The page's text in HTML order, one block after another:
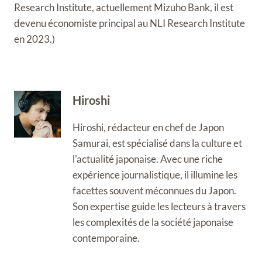
Research Institute, actuellement Mizuho Bank, il est
devenu économiste principal au NLI Research Institute
en 2023.)
Hiroshi
Hiroshi, rédacteur en chef de Japon
Samurai, est spécialisé dans la culture et
l'actualité japonaise. Avec une riche
expérience journalistique, il illumine les
facettes souvent méconnues du Japon.
Son expertise guide les lecteurs à travers
les complexités de la société japonaise
contemporaine.